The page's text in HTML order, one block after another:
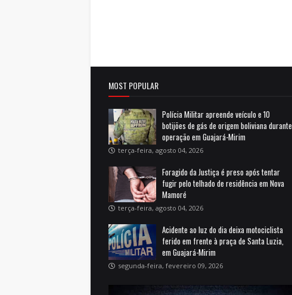
MOST POPULAR
Polícia Militar apreende veículo e 10
botijões de gás de origem boliviana durante
operação em Guajará-Mirim
terça-feira, agosto 04, 2026
Foragido da Justiça é preso após tentar
fugir pelo telhado de residência em Nova
Mamoré
terça-feira, agosto 04, 2026
Acidente ao luz do dia deixa motociclista
ferido em frente à praça de Santa Luzia,
em Guajará-Mirim
segunda-feira, fevereiro 09, 2026